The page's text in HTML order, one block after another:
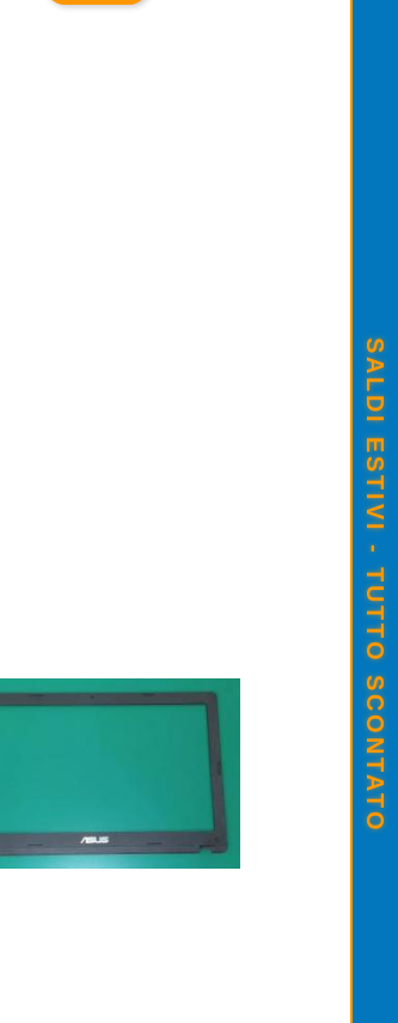
CARTUCCIA ORIGINALE CANONSALDI ESTIVI - TUTTO SCONTATO